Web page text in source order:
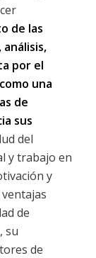
de las
por el
una
de
sus
del
y trabajo en
y
de
su
de